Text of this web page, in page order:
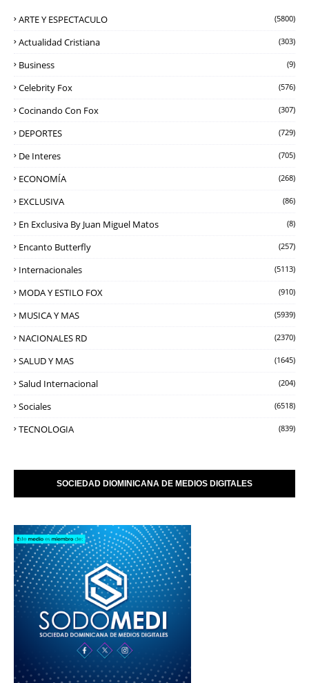
ARTE Y ESPECTACULO (5800)
Actualidad Cristiana (303)
Business (9)
Celebrity Fox (576)
Cocinando Con Fox (307)
DEPORTES (729)
De Interes (705)
ECONOMÍA (268)
EXCLUSIVA (86)
En Exclusiva By Juan Miguel Matos (8)
Encanto Butterfly (257)
Internacionales (5113)
MODA Y ESTILO FOX (910)
MUSICA Y MAS (5939)
NACIONALES RD (2370)
SALUD Y MAS (1645)
Salud Internacional (204)
Sociales (6518)
TECNOLOGIA (839)
SOCIEDAD DIOMINICANA DE MEDIOS DIGITALES